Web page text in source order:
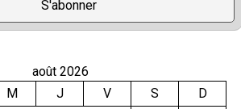
août 2026
M J V S
D